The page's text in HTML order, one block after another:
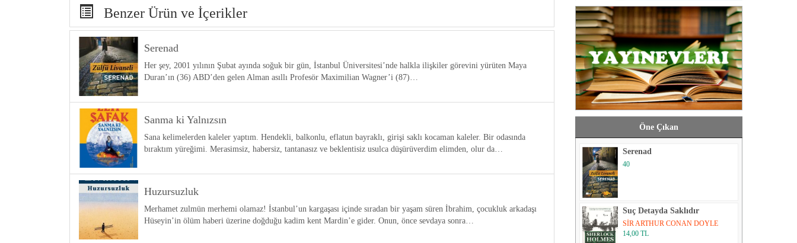
Benzer Ürün ve İçerikler
Serenad
Her şey, 2001 yılının Şubat ayında soğuk bir gün, İstanbul Üniversitesi’nde halkla ilişkiler görevini yürüten Maya
Duran’ın (36) ABD’den gelen Alman asıllı Profesör Maximilian Wagner’i (87)…
Sanma ki Yalnızsın
Sana kelimelerden kaleler yaptım. Hendekli, balkonlu, eflatun bayraklı, girişi saklı kocaman kaleler. Bir odasında
bıraktım yüreğimi. Merasimsiz, habersiz, tantanasız ve beklentisiz usulca düşürüverdim elimden, olur da…
Huzursuzluk
Merhamet zulmün merhemi olamaz! İstanbul’un kargaşası içinde sıradan bir yaşam süren İbrahim, çocukluk arkadaşı
Hüseyin’in ölüm haberi üzerine doğduğu kadim kent Mardin’e gider. Onun, önce sevdaya sonra…
Öne Çıkan
Serenad
40
Suç Detayda Saklıdır
SİR ARTHUR CONAN DOYLE
14,00 TL